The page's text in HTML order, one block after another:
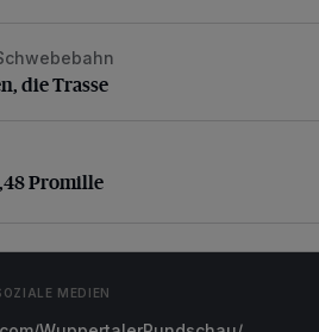
die Trasse
die Trasse
Promille
Promille
MEDIEN